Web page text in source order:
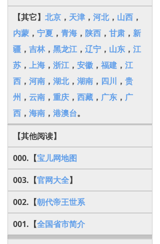
【其它】 北京 ， 天津 ， 河北， 山西 ，
内蒙 ， 宁夏 ， 青海 ， 陕西 ， 甘肃 ， 新
疆 ， 吉林， 黑龙江 ， 辽宁 ， 山东 ， 江
苏 ， 上海 ， 浙江 ， 安徽 ， 福建 ， 江
西 ， 河南 ， 湖北， 湖南 ， 四川 ， 贵
州 ， 云南 ， 重庆 ， 西藏 ， 广东 ， 广
西 ， 海南 ， 港澳台。
【其他阅读】
000.【宝儿网地图
003.【官网大全】
002.【朝代帝王世系
001.【全国省市简介